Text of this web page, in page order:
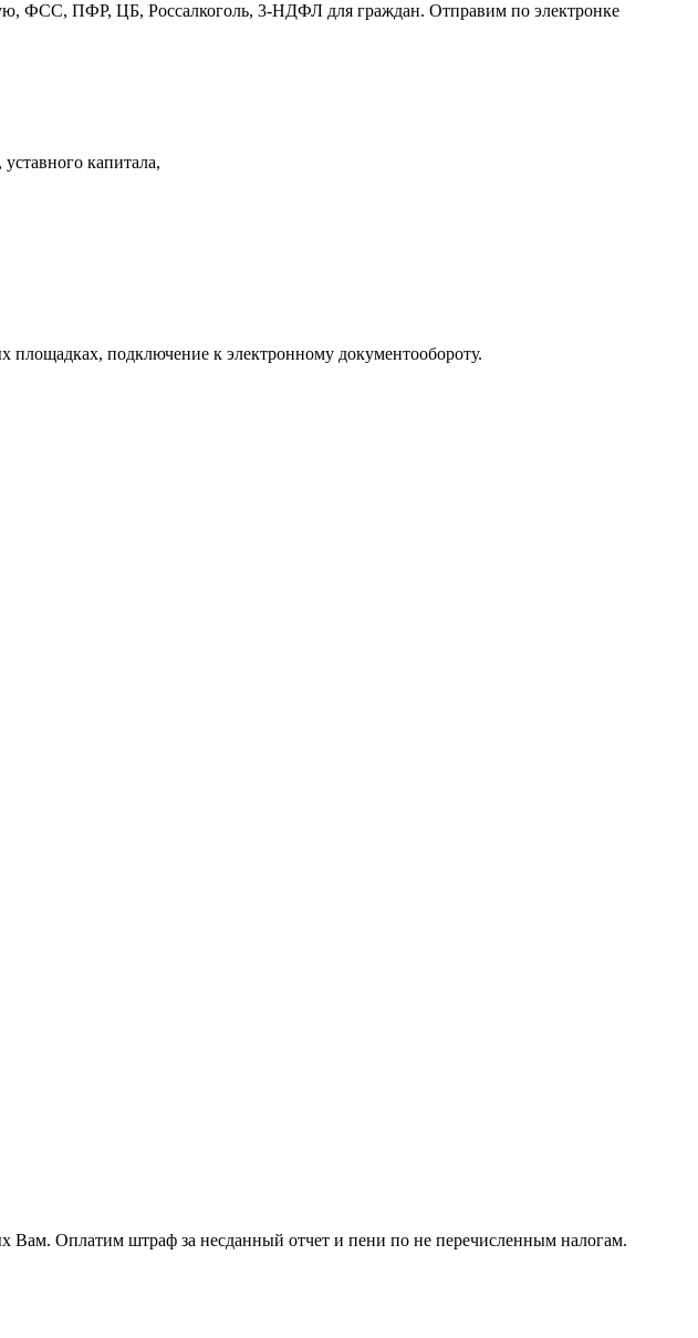
ФСС, ПФР, ЦБ, Россалкоголь, 3-НДФЛ для граждан. Отправим по электронке
капитала,
площадках, подключение к электронному документообороту.
Вам. Оплатим штраф за несданный отчет и пени по не перечисленным налогам.